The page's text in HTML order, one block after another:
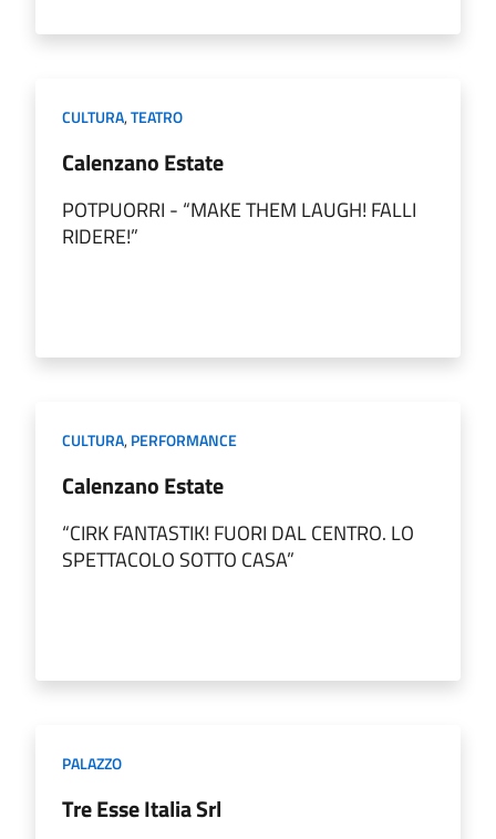
CULTURA,TEATRO
Calenzano Estate
POTPUORRI - “MAKE THEM LAUGH! FALLI
RIDERE!”
CULTURA,PERFORMANCE
Calenzano Estate
“CIRK FANTASTIK! FUORI DAL CENTRO. LO
SPETTACOLO SOTTO CASA”
PALAZZO
Tre Esse Italia Srl